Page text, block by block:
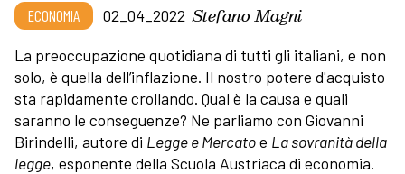
ECONOMIA 02_04_2022 Stefano Magni
La preoccupazione quotidiana di tutti gli italiani, e non
solo, è quella dell’inflazione. Il nostro potere d'acquisto
sta rapidamente crollando. Qual è la causa e quali
saranno le conseguenze? Ne parliamo con Giovanni
Birindelli, autore di Legge e Mercatoe La sovranità della
legge, esponente della Scuola Austriaca di economia.